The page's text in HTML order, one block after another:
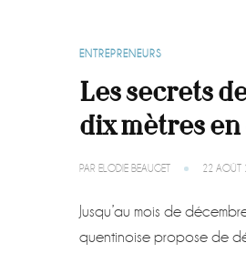
ENTREPRENEURS
Les secrets
dix mètres
PAR ELODIE BEAUGET 22 AOÛT
Jusqu’au mois de
quentinoise propose de